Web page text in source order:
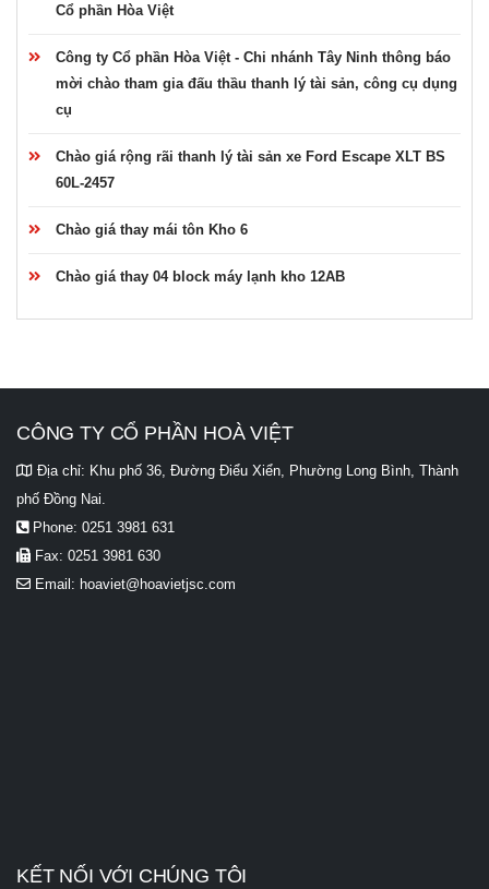
Cổ phần Hòa Việt
Công ty Cổ phần Hòa Việt - Chi nhánh Tây Ninh thông báo
mời chào tham gia đấu thầu thanh lý tài sản, công cụ dụng
cụ
Chào giá rộng rãi thanh lý tài sản xe Ford Escape XLT BS
60L-2457
Chào giá thay mái tôn Kho 6
Chào giá thay 04 block máy lạnh kho 12AB
CÔNG TY CỔ PHẦN HOÀ VIỆT
Địa chỉ: Khu phố 36, Đường Điểu Xiển, Phường Long Bình, Thành
phố Đồng Nai.
Phone: 0251 3981 631
Fax: 0251 3981 630
Email: hoaviet@hoavietjsc.com
KẾT NỐI VỚI CHÚNG TÔI